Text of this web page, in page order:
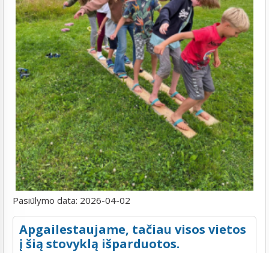
Pasiūlymo data: 2026-04-02
Apgailestaujame, tačiau visos vietos
į šią stovyklą išparduotos.